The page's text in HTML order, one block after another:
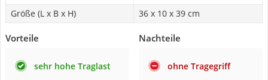
Größe (L x B x H)
36 x 10 x 39 cm
Vorteile
sehr hohe Traglast
Nachteile
ohne Tragegriff